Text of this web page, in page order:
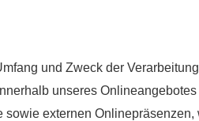
und Zweck der
unseres
externen Onlinepräsenzen,